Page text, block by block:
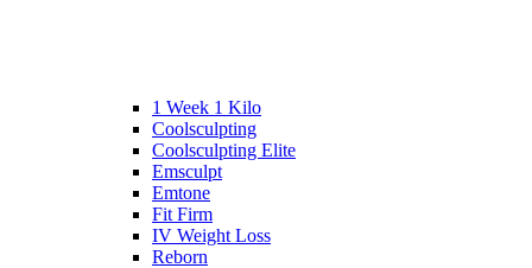
1 Week 1 Kilo
Coolsculpting
Coolsculpting Elite
Emsculpt
Emtone
Fit Firm
IV Weight Loss
Reborn